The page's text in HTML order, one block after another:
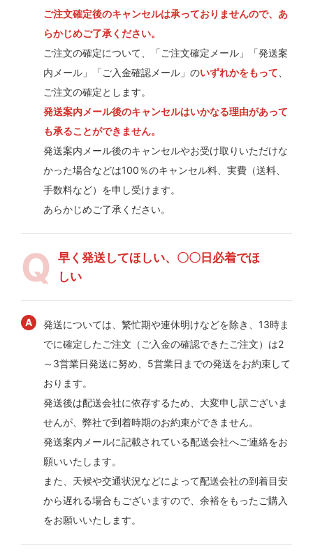
ご注文確定後のキャンセルは承っておりませんので、あ
らかじめご了承ください。
ご注文の確定について、「ご注文確定メール」「発送案
内メール」「ご入金確認メール」のいずれかをもって
ご注文の確定とします。
発送案内メール後のキャンセルはいかなる理由があって
も承ることができません。
発送案内メール後のキャンセルやお受け取りいただけな
かった場合などは100％のキャンセル料、実費（送料、
手数料など）を申し受けます。
あらかじめご了承ください。
早く発送してほしい、〇〇日必着でほ
しい
発送については、繁忙期や連休明けなどを除き、13時ま
でに確定したご注文（ご入金の確認できたご注文）は2
～3営業日発送に努め、5営業日までの発送をお約束して
おります。
発送後は配送会社に依存するため、大変申し訳ございま
せんが、弊社で到着時期のお約束ができません。
発送案内メールに記載されている配送会社へご連絡をお
願いいたします。
また、天候や交通状況などによって配送会社の到着目安
から遅れる場合もございますので、余裕をもったご購入
をお願いいたします。